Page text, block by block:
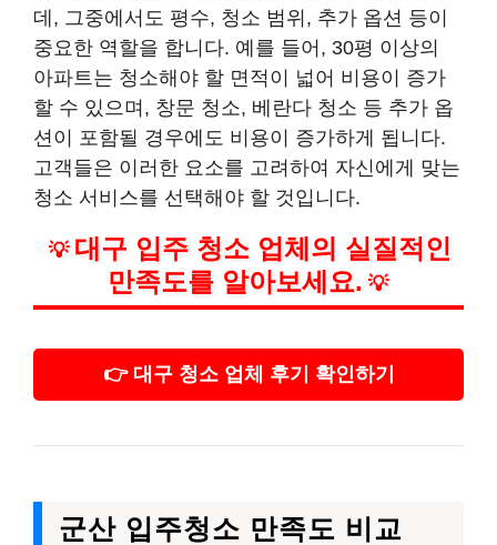
데, 그중에서도 평수, 청소 범위, 추가 옵션 등이
중요한 역할을 합니다. 예를 들어, 30평 이상의
아파트는 청소해야 할 면적이 넓어 비용이 증가
할 수 있으며, 창문 청소, 베란다 청소 등 추가 옵
션이 포함될 경우에도 비용이 증가하게 됩니다.
고객들은 이러한 요소를 고려하여 자신에게 맞는
청소 서비스를 선택해야 할 것입니다.
💡 대구 입주 청소 업체의 실질적인
만족도를 알아보세요. 💡
👉 대구 청소 업체 후기 확인하기
군산 입주청소 만족도 비교